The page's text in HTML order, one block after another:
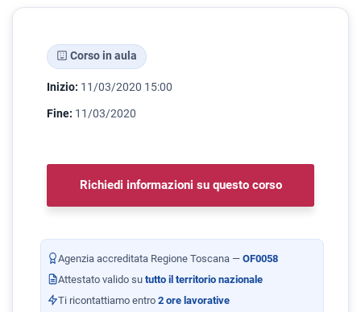
Corso in aula
Inizio: 11/03/2020 15:00
Fine: 11/03/2020
Richiedi informazioni su questo corso
Agenzia accreditata Regione Toscana — OF0058
Attestato valido su tutto il territorio nazionale
Ti ricontattiamo entro 2 ore lavorative